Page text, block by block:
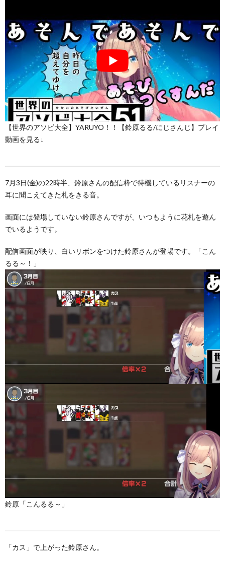
【世界のアソビ大全】YARUYO！！【鈴原るる/にじさんじ】プレイ
動画を見る↓
7月3日(金)の22時半、鈴原さんの配信枠で待機しているリスナーの
耳に聞こえてきた札をきる音。
画面には登場していない鈴原さんですが、いつもように花札を遊ん
でいるようです。
配信画面が映り、白いリボンをつけた鈴原さんが登場です。「こん
るる～！」
鈴原「こんるる～」
「カス」で上がった鈴原さん。